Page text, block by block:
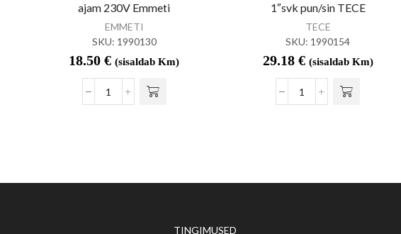
ajam 230V Emmeti
EMMETI
SKU: 1990130
18.50€ (sisaldab Km)
1″svk pun/sin TECE
TECE
SKU: 1990154
29.18 € (sisaldab Km)
TINGIMUSED